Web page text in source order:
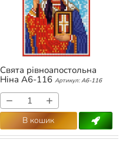
Свята рівноапостольна
Ніна А6-116 Артикул: А6-116
− +
В кошик